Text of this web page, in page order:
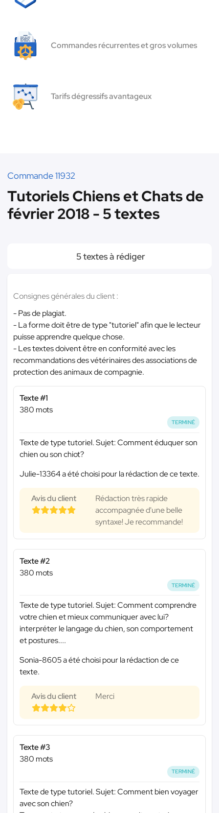
Commandes récurrentes et gros volumes
Tarifs dégressifs avantageux
Commande 11932
Tutoriels Chiens et Chats de
février 2018 - 5 textes
5 textes à rédiger
Consignes générales du client :
- Pas de plagiat.
- La forme doit être de type "tutoriel" afin que le lecteur
puisse apprendre quelque chose.
- Les textes doivent être en conformité avec les
recommandations des vétérinaires des associations de
protection des animaux de compagnie.
Texte #1
380 mots
TERMINÉ
Texte de type tutoriel. Sujet: Comment éduquer son
chien ou son chiot?
Julie-13364 a été choisi pour la rédaction de ce texte.
Avis du client
Rédaction très rapide
accompagnée d'une belle
syntaxe! Je recommande!
Texte #2
380 mots
TERMINÉ
Texte de type tutoriel. Sujet: Comment comprendre
votre chien et mieux communiquer avec lui?
interpréter le langage du chien, son comportement
et postures....
Sonia-8605 a été choisi pour la rédaction de ce
texte.
Avis du client Merci
Texte #3
380 mots
TERMINÉ
Texte de type tutoriel. Sujet: Comment bien voyager
avec son chien?